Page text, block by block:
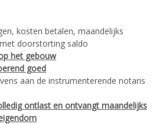
kosten betalen, maandelijks
doorstorting saldo
het gebouw
goed
aan de instrumenterende notaris
ontlast en ontvangt maandelijks